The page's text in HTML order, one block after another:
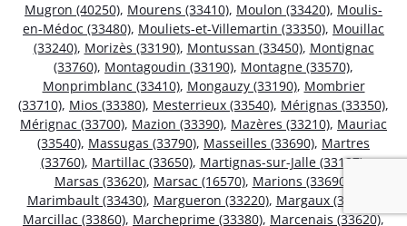
Mugron (40250), Mourens (33410), Moulon (33420), Moulis-
en-Médoc (33480), Mouliets-et-Villemartin (33350), Mouillac
(33240), Morizès (33190), Montussan (33450), Montignac
(33760), Montagoudin (33190), Montagne (33570),
Monprimblanc (33410), Mongauzy (33190), Mombrier
(33710), Mios (33380), Mesterrieux (33540), Mérignas (33350),
Mérignac (33700), Mazion (33390), Mazères (33210), Mauriac
(33540), Massugas (33790), Masseilles (33690), Martres
(33760), Martillac (33650), Martignas-sur-Jalle (33127),
Marsas (33620), Marsac (16570), Marions (33690)
Marimbault (33430), Margueron (33220), Margaux (33460)
Marcillac (33860), Marcheprime (33380), Marcenais (33620),